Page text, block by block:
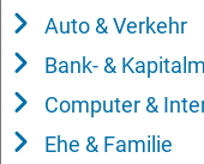
Auto & Verkehr
Bank- &
Computer &
Ehe & Familie